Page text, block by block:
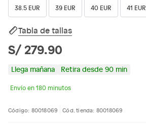
38.5 EUR 39 EUR 40 EUR 41 EUR
Tabla de tallas
S/ 279.90
Llega mañana Retira desde 90 min
Envío en 180 minutos
Código: 80018069 Cód. tienda: 80018069